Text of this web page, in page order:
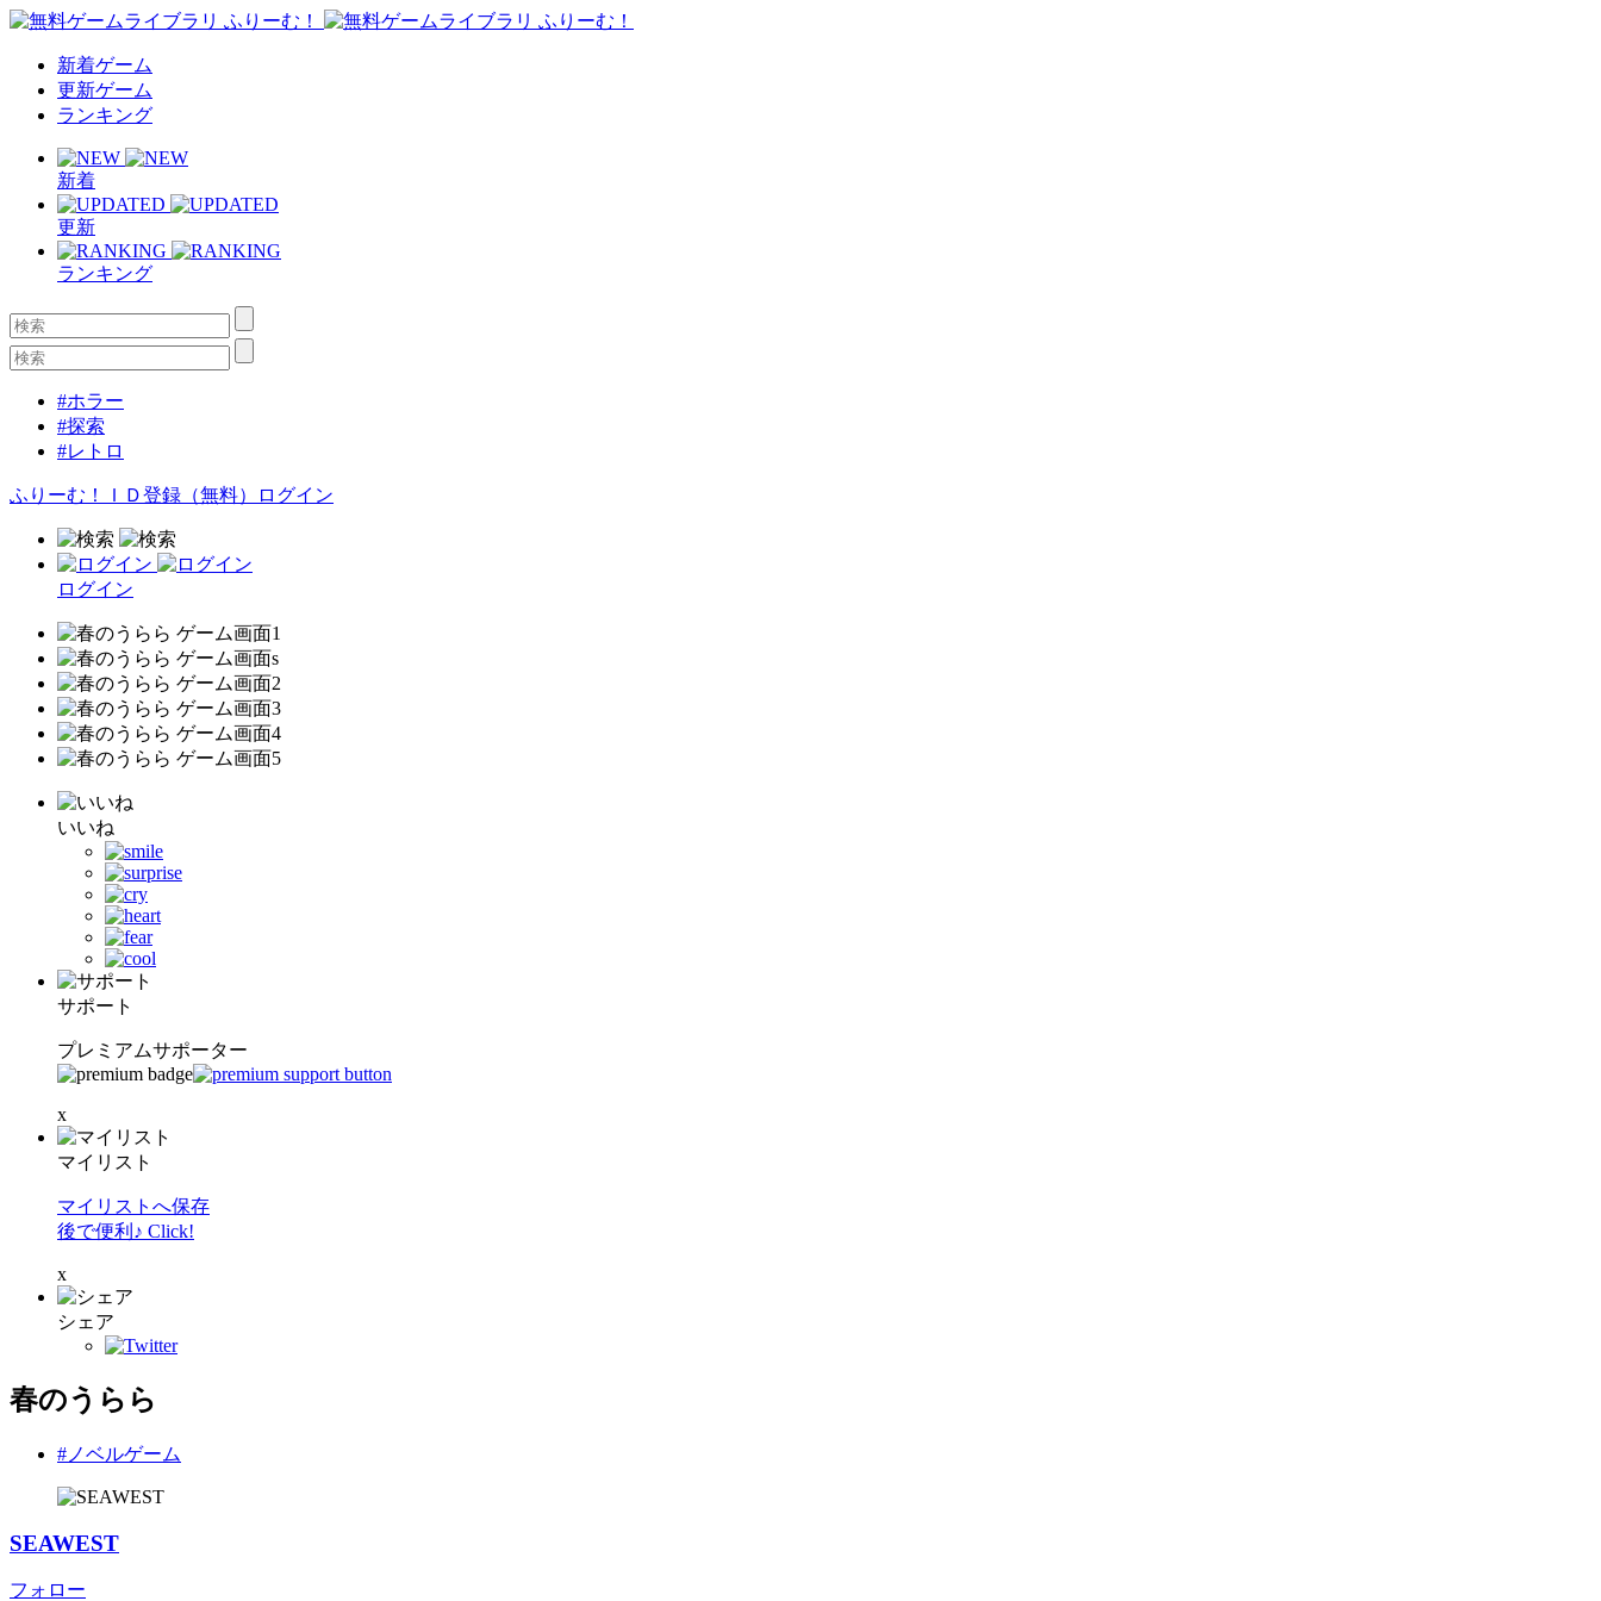
新着ゲーム
更新ゲーム
ランキング
新着
更新
ランキング
#ホラー
#探索
#レトロ
ふりーむ！ＩＤ登録（無料） ログイン
ログイン
いいね
サポート
プレミアムサポーター
x
マイリスト
マイリストへ保存
後で便利♪ Click!
x
シェア
春のうらら
#ノベルゲーム
SEAWEST
フォロー